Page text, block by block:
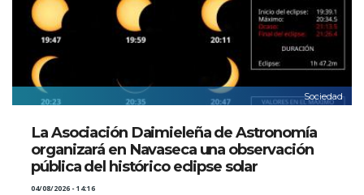
Sociedad
La Asociación Daimieleña de Astronomía
organizará en Navaseca una observación
pública del histórico eclipse solar
04/08/2026 - 14:16